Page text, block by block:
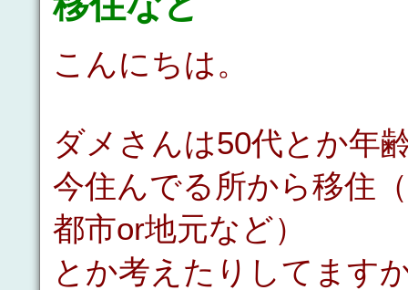
こんにちは。
ダメさんは50代とか年
今住んでる所から移住
都市or地元など）
とか考えたりしてます